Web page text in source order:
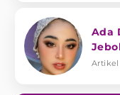
Ada
Artikel